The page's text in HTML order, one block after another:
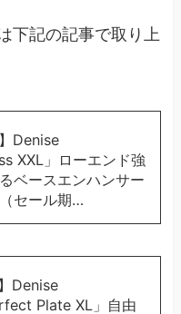
下記の記事で取り上
Denise
XXL」ローエンド強
ベースエンハンサー
セール期…
Denise
Plate XL」自由